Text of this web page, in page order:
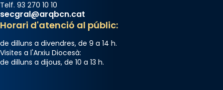
Des de 1985 hi participa també un grup de
diablesses amb música i ball propis. Festa
«Si vols saber què és calor, ves per les
Santes a Mataró»🥵.
Telf. 93 270 10 10
secgral@arqbcn.cat
Horari d'atenció al públic:
de dilluns a divendres, de 9 a 14 h.
Visites a l'Arxiu Diocesà:
de dilluns a dijous, de 10 a 13 h.